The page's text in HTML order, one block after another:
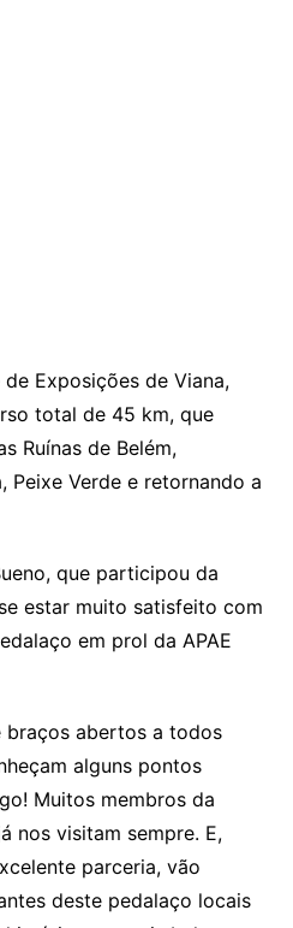
Exposições de Viana,
total de 45 km, que
Ruínas de Belém,
Peixe Verde e retornando a
que participou da
estar muito satisfeito com
em prol da APAE
braços abertos a todos
alguns pontos
Muitos membros da
nos visitam sempre. E,
parceria, vão
deste pedalaço locais